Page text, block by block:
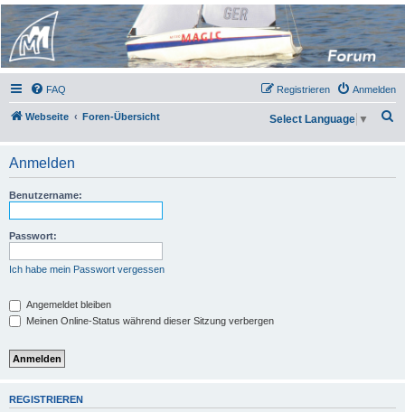
Micro Magic Forum
Deutschland
FAQ Anmelden
Registrieren
Webseite Foren-Übersicht
h
Select Language ▼
Anmelden
Benutzername:
Passwort:
Ich habe mein Passwort vergessen
Angemeldet bleiben
Meinen Online-Status während dieser Sitzung verbergen
REGISTRIEREN